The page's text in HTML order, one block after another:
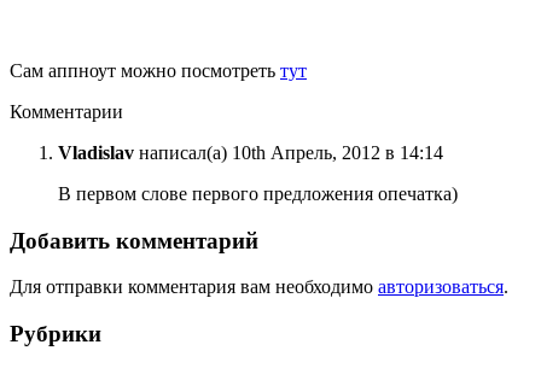
Сам аппноут можно посмотреть тут
Комментарии
Vladislav написал(а) 10th Апрель, 2012 в 14:14
В первом слове первого предложения опечатка)
Добавить комментарий
Для отправки комментария вам необходимо авторизоваться.
Рубрики